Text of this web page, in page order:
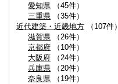
愛知県 （45件）
三重県 （35件）
近代建築・近畿地方 （107件）
滋賀県 （26件）
京都府 （10件）
大阪府 （24件）
兵庫県 （20件）
奈良県 （19件）